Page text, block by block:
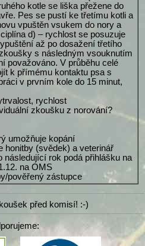
kotle se liška přežene do
Pes se pustí ke třetímu kotli a
vpuštěn vsukem do nory a
d) – rychlost se posuzuje
až po dosažení třetího
s následným vsouknutím
považováno. V průběhu celé
k přímému kontaktu psa s
v prvním kole do 15 minut,
rychlost
zkoušku z norování?
umožňuje kopání
honitby (svědek) a veterinář
následující rok podá přihlášku na
na OMS
pověřený zástupce
před komisí! :-)